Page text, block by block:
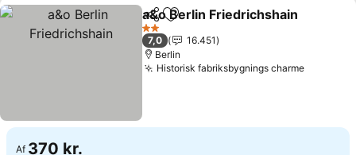
Del Føj til favoritter
a&o Berlin Friedrichshain
2 Stjerner
7,0
16.451
Berlin
Historisk fabriksbygnings charme
Af 370 kr.